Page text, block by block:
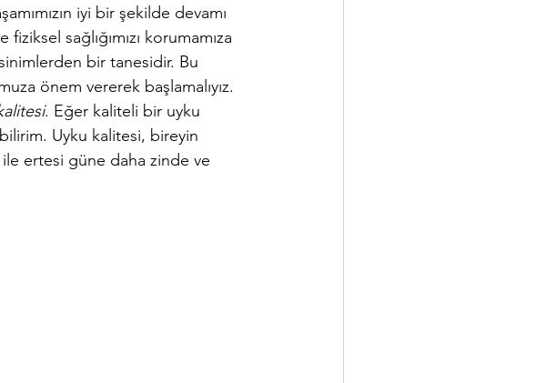
iyi bir şekilde devamı
sağlığımızı korumamıza
bir tanesidir. Bu
önem vererek başlamalıyız.
. Eğer kaliteli bir uyku
Uyku kalitesi, bireyin
ertesi güne daha zinde ve